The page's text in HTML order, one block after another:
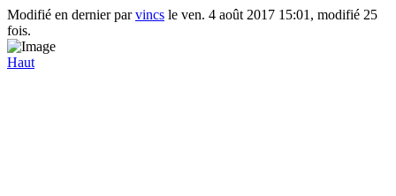
Modifié en dernier parvincs le ven. 4 août 2017 15:01, modifié 25
fois.
Haut